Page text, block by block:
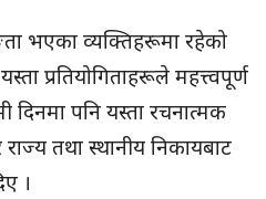
भएका व्यक्तिहरूमा रहेको
प्रतियोगिताहरूले महत्त्वपूर्ण
पनि यस्ता रचनात्मक
राज्य तथा स्थानीय निकायबाट
।